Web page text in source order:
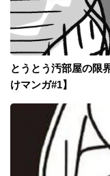
とうとう汚部屋の限
けマンガ#1】